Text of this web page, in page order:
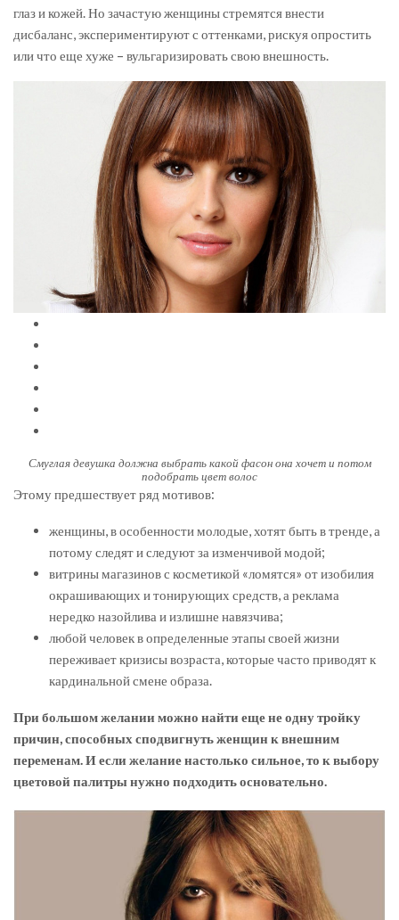
глаз и кожей. Но зачастую женщины стремятся внести
дисбаланс, экспериментируют с оттенками, рискуя опростить
или что еще хуже – вульгаризировать свою внешность.
Смуглая девушка должна выбрать какой фасон она хочет и потом
подобрать цвет волос
Этому предшествует ряд мотивов:
женщины, в особенности молодые, хотят быть в тренде, а
потому следят и следуют за изменчивой модой;
витрины магазинов с косметикой «ломятся» от изобилия
окрашивающих и тонирующих средств, а реклама
нередко назойлива и излишне навязчива;
любой человек в определенные этапы своей жизни
переживает кризисы возраста, которые часто приводят к
кардинальной смене образа.
При большом желании можно найти еще не одну тройку
причин, способных сподвигнуть женщин к внешним
переменам. И если желание настолько сильное, то к выбору
цветовой палитры нужно подходить основательно.